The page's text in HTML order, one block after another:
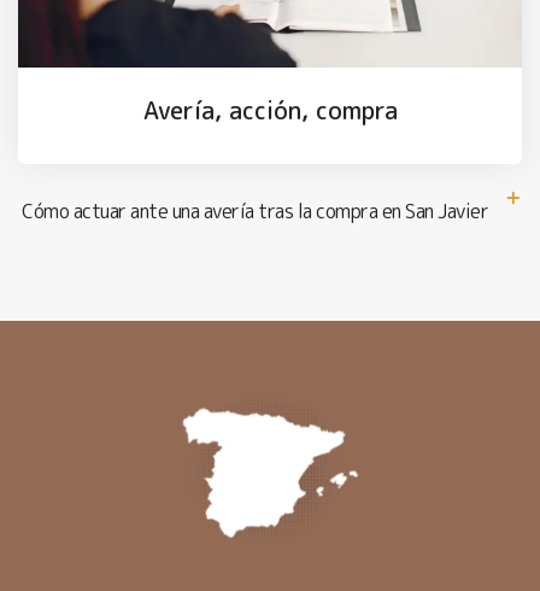
Avería, acción, compra
Cómo actuar ante una avería tras la compra en San Javier